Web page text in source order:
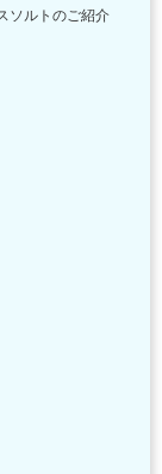
スソルトのご紹介